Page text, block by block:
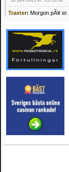
Traxter: Morgon pÃ¥
Mrhandsome:SÃ¶ker
pÃ¥ 0709955029 eller
mvh Hugo
21 februari 2025 kl. 09:25:52
Oscar5:NÃ¥gon som
4 februari 2025 kl. 19:20:50
Oscar5:44
4 februari 2025 kl. 19:15:36
Greger59:NÃ¤gon som
15 januari 2025 kl. 23:49:44
Mrhandsome: